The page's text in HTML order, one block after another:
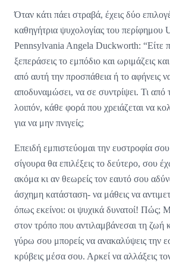
Όταν κάτι πάει στραβά, έχεις δύο
καθηγήτρια ψυχολογίας του περίφημου
Pennsylvania Angela Duckworth: “Είτε
ξεπεράσεις το εμπόδιο και ωριμάζεις
από αυτή την προσπάθεια ή το αφήνεις
αποδυναμώσει, να σε συντρίψει. Τι από
λοιπόν, κάθε φορά που χρειάζεται να
για να μην πνιγείς;
Επειδή εμπιστεύομαι την ευστροφία
σίγουρα θα επιλέξεις το δεύτερο, σου
ακόμα κι αν θεωρείς τον εαυτό σου
άσχημη κατάσταση- να μάθεις να
όπως εκείνοι: οι ψυχικά δυνατοί! Πώς;
στον τρόπο που αντιλαμβάνεσαι τη ζωή
γύρω σου μπορείς να ανακαλύψεις την
κρύβεις μέσα σου. Αρκεί να αλλάξεις